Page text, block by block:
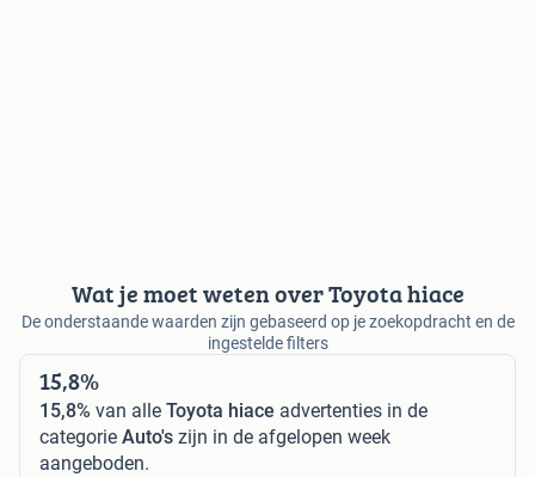
Wat je moet weten over Toyota hiace
De onderstaande waarden zijn gebaseerd op je zoekopdracht en de
ingestelde filters
15,8%
15,8% van alle Toyota hiace advertenties in de
categorie Auto's zijn in de afgelopen week
aangeboden.